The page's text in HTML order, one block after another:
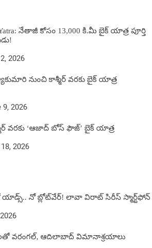
Yatra: నేతాజీ కోసం 13,000 కి.మీ బైక్ యాత్ర పూర్తి
2026
నుంచి కాశ్మీర్ వరకు బైక్ యాత్ర
9, 2026
వరకు ‘ఆజాద్ బోస్ ఫౌజ్’ బైక్ యాత్ర
2026
నో యాడ్స్.. నో బ్లోట్‌వేర్! లావా విరాట్ సిరీస్ స్మార్ట్‌ఫోన్​
వరంగల్, ఆదిలాబాద్ విమానాశ్రయాలు